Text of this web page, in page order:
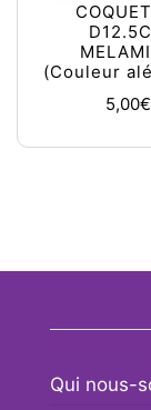
(Couleur
5,00€
Qui nous-